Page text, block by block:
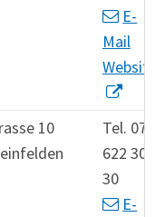
E-
Mail
Website
10
Tel. 071
622 30
30
E-